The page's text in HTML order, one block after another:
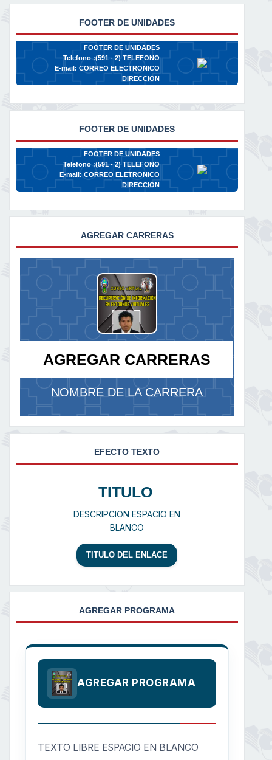
FOOTER DE UNIDADES
FOOTER DE UNIDADES
Telefono :(591 - 2)TELEFONO
E-mail: CORREO ELECTRONICO
DIRECCION
FOOTER DE UNIDADES
FOOTER DE UNIDADES
Telefono :(591 - 2)TELEFONO
E-mail:CORREO ELETRONICO
DIRECCION
AGREGAR CARRERAS
AGREGAR CARRERAS
NOMBRE DE LA CARRERA
EFECTO TEXTO
TITULO
DESCRIPCION ESPACIO EN
BLANCO
TITULO DEL ENLACE
AGREGAR PROGRAMA
AGREGAR PROGRAMA
TEXTO LIBRE ESPACIO EN BLANCO